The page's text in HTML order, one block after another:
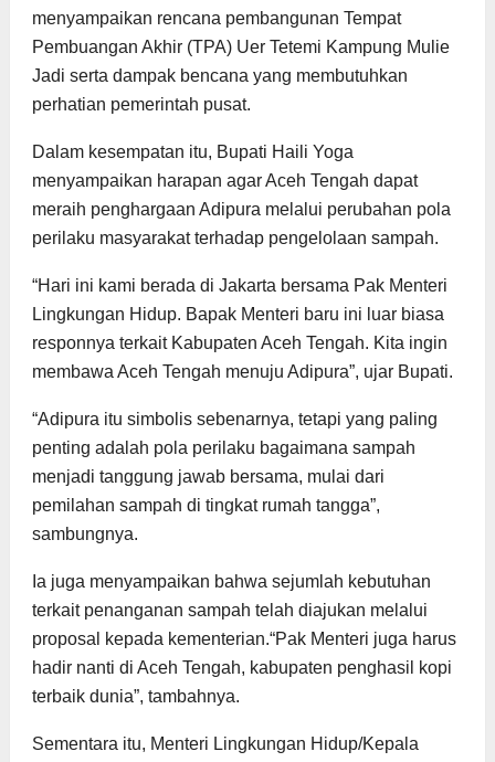
menyampaikan rencana pembangunan Tempat
Pembuangan Akhir (TPA) Uer Tetemi Kampung Mulie
Jadi serta dampak bencana yang membutuhkan
perhatian pemerintah pusat.
Dalam kesempatan itu, Bupati Haili Yoga
menyampaikan harapan agar Aceh Tengah dapat
meraih penghargaan Adipura melalui perubahan pola
perilaku masyarakat terhadap pengelolaan sampah.
“Hari ini kami berada di Jakarta bersama Pak Menteri
Lingkungan Hidup. Bapak Menteri baru ini luar biasa
responnya terkait Kabupaten Aceh Tengah. Kita ingin
membawa Aceh Tengah menuju Adipura”, ujar Bupati.
“Adipura itu simbolis sebenarnya, tetapi yang paling
penting adalah pola perilaku bagaimana sampah
menjadi tanggung jawab bersama, mulai dari
pemilahan sampah di tingkat rumah tangga”,
sambungnya.
Ia juga menyampaikan bahwa sejumlah kebutuhan
terkait penanganan sampah telah diajukan melalui
proposal kepada kementerian.“Pak Menteri juga harus
hadir nanti di Aceh Tengah, kabupaten penghasil kopi
terbaik dunia”, tambahnya.
Sementara itu, Menteri Lingkungan Hidup/Kepala